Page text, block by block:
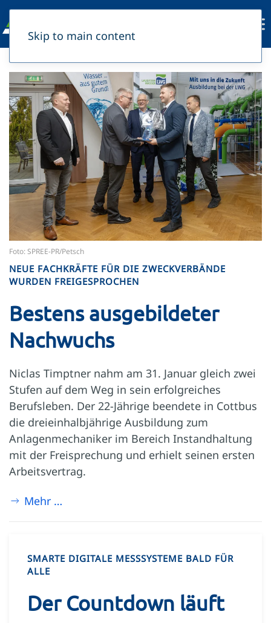
Skip to main content
Foto: SPREE-PR/Petsch
NEUE FACHKRÄFTE FÜR DIE ZWECKVERBÄNDE
WURDEN FREIGESPROCHEN
Bestens ausgebildeter
Nachwuchs
Niclas Timptner nahm am 31. Januar gleich zwei
Stufen auf dem Weg in sein erfolgreiches
Berufsleben. Der 22-Jährige beendete in Cottbus
die dreieinhalbjährige Ausbildung zum
Anlagenmechaniker im Bereich Instandhaltung
mit der Freisprechung und erhielt seinen ersten
Arbeitsvertrag.
Mehr …
SMARTE DIGITALE MESSSYSTEME BALD FÜR
ALLE
Der Countdown läuft